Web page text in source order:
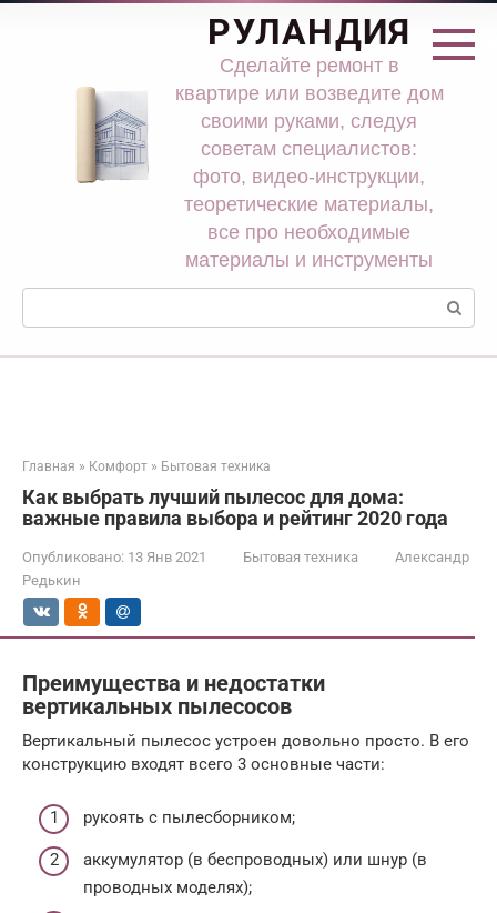
Перейти
РУЛАНДИЯ
Сделайте ремонт в
квартире или возведите дом
своими руками, следуя
советам специалистов:
фото, видео-инструкции,
теоретические материалы,
все про необходимые
материалы и инструменты
Поиск:
Главная » Комфорт » Бытовая техника
Как выбрать лучший пылесос для дома:
важные правила выбора и рейтинг 2020 года
Опубликовано: 13 Янв 2021 Бытовая техника
Александр
Редькин
Преимущества и недостатки
вертикальных пылесосов
Вертикальный пылесос устроен довольно просто. В его
конструкцию входят всего 3 основные части:
рукоять с пылесборником;
аккумулятор (в беспроводных) или шнур (в
проводных моделях);